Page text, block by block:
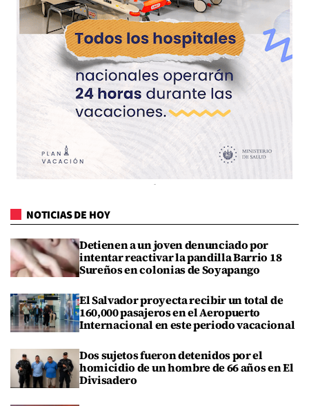
NOTICIAS DE HOY
Detienen a un joven denunciado por
intentar reactivar la pandilla Barrio 18
Sureños en colonias de Soyapango
El Salvador proyecta recibir un total de
160,000 pasajeros en el Aeropuerto
Internacional en este periodo vacacional
Dos sujetos fueron detenidos por el
homicidio de un hombre de 66 años en El
Divisadero